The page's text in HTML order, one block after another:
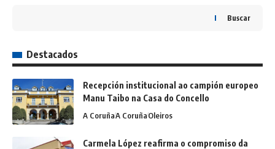
Buscar
Destacados
Recepción institucional ao campión europeo
Manu Taibo na Casa do Concello
A CoruñaA CoruñaOleiros
Carmela López reafirma o compromiso da